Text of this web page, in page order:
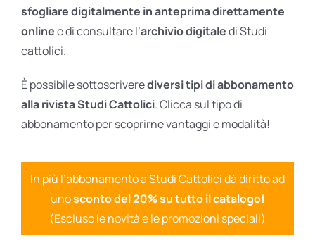
Ares Gift Card
sfogliare digitalmente in anteprima direttamente
onlinee di consultare l’archivio digitaledi Studi
cattolici.
È possibile sottoscriverediversi tipi di abbonamento
alla rivista Studi Cattolici. Clicca sul tipo di
abbonamento per scoprirne vantaggi e modalità!
In più l’abbonamento a Studi Cattolici dà diritto ad
unosconto del 20% su tutto il catalogo!
(Escluso le novità e le promozioni speciali)